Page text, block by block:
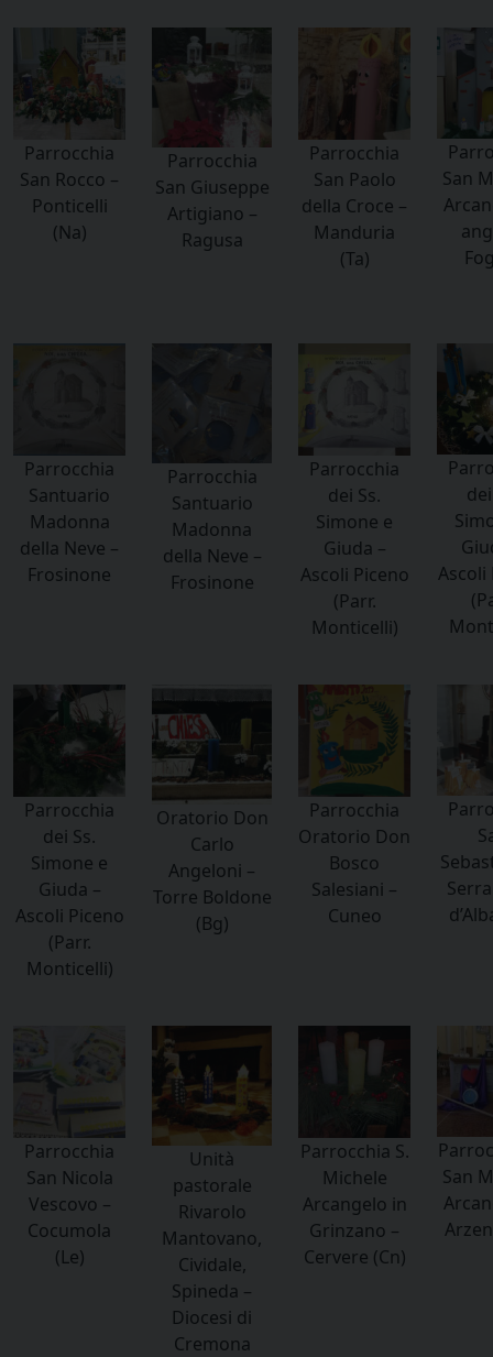
Parrocchia
San Rocco –
Ponticelli
(Na)
Parrocchia
San Giuseppe
Artigiano –
Ragusa
Parrocchia
San Paolo
della Croce –
Manduria
(Ta)
San
Parrocchia
Santuario
Madonna
della Neve –
Frosinone
Parrocchia
Santuario
Madonna
della Neve –
Frosinone
Parrocchia
dei Ss.
Simone e
Giuda –
Ascoli Piceno
(Parr.
Monticelli)
Ascoli
Parrocchia
dei Ss.
Simone e
Giuda –
Ascoli Piceno
(Parr.
Monticelli)
Oratorio Don
Carlo
Angeloni –
Torre Boldone
(Bg)
Parrocchia
Oratorio Don
Bosco
Salesiani –
Cuneo
Parrocchia
San Nicola
Vescovo –
Cocumola
(Le)
Unità
pastorale
Rivarolo
Mantovano,
Cividale,
Spineda –
Diocesi di
Cremona
Parrocchia S.
Michele
Arcangelo in
Grinzano –
Cervere (Cn)
San